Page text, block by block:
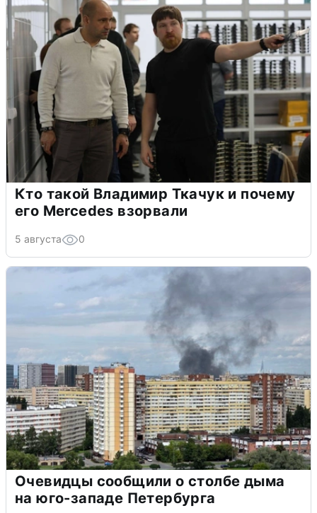
Кто такой Владимир Ткачук и почему
его Mercedes взорвали
5 августа 0
Очевидцы сообщили о столбе дыма
на юго-западе Петербурга